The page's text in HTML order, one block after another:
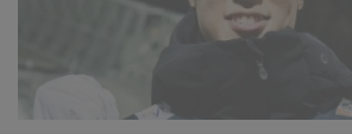
Ryoyu Kobayashi © Tadeusz Mieczynski